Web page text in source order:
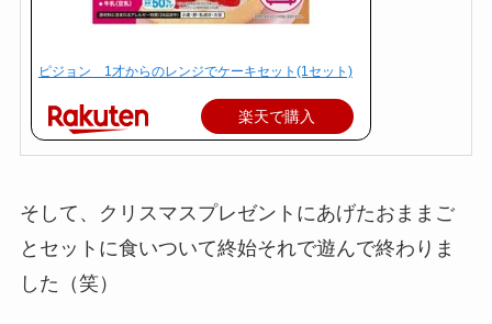
ピジョン 1才からのレンジでケーキセット(1セット)
楽天で購入
そして、クリスマスプレゼントにあげたおままご
とセットに食いついて終始それで遊んで終わりま
した（笑）